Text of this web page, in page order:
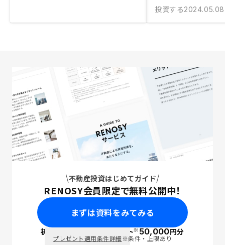
投資する2024.05.08
不動産投資はじめてガイド
RENOSY会員限定で無料公開中！
まずは資料をみてみる
初回面談で ポイント※50,000円分
プレゼント適用条件詳細※条件・上限あり